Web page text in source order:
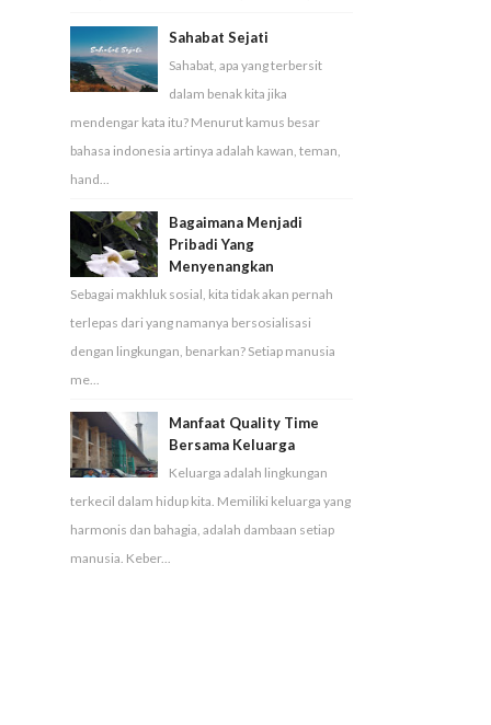
Sahabat Sejati
Sahabat, apa yang terbersit
dalam benak kita jika
mendengar kata itu? Menurut kamus besar
bahasa indonesia artinya adalah kawan, teman,
hand...
Bagaimana Menjadi
Pribadi Yang
Menyenangkan
Sebagai makhluk sosial, kita tidak akan pernah
terlepas dari yang namanya bersosialisasi
dengan lingkungan, benarkan? Setiap manusia
me...
Manfaat Quality Time
Bersama Keluarga
Keluarga adalah lingkungan
terkecil dalam hidup kita. Memiliki keluarga yang
harmonis dan bahagia, adalah dambaan setiap
manusia. Keber...